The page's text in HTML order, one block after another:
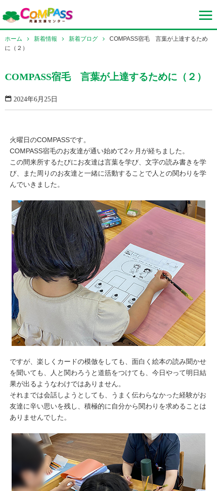
ホーム 新着情報 新着ブログ
COMPASS宿毛 言葉が上達するため
に（２）
COMPASS宿毛 言葉が上達するために（２）
2024年6月25日
火曜日のCOMPASSです。
COMPASS宿毛のお友達が通い始めて2ヶ月が経ちました。
この間来所するたびにお友達は言葉を学び、文字の読み書きを学
び、また周りのお友達と一緒に活動することで人との関わりを学
んでいきました。
ですが、楽しくカードの模倣をしても、面白く絵本の読み聞かせ
を聞いても、人と関わろうと道筋をつけても、今日やって明日結
果が出るようなわけではありません。
それまでは会話しようとしても、うまく伝わらなかった経験がお
友達に辛い思いを残し、積極的に自分から関わりを求めることは
ありませんでした。